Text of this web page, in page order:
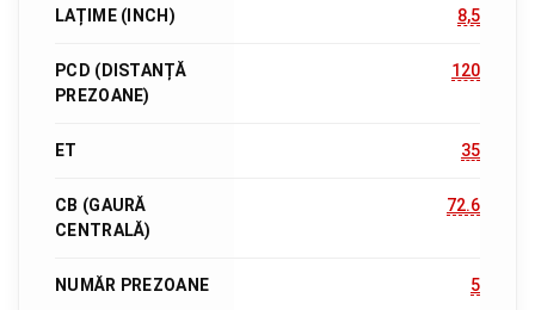
LAȚIME (INCH) 8,5
PCD (DISTANȚĂ
PREZOANE)
120
ET 35
CB (GAURĂ
CENTRALĂ)
72.6
NUMĂR PREZOANE 5